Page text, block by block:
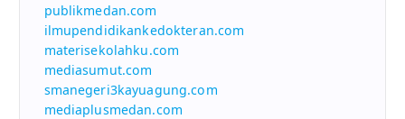
publikmedan.com
ilmupendidikankedokteran.com
materisekolahku.com
mediasumut.com
smanegeri3kayuagung.com
mediaplusmedan.com